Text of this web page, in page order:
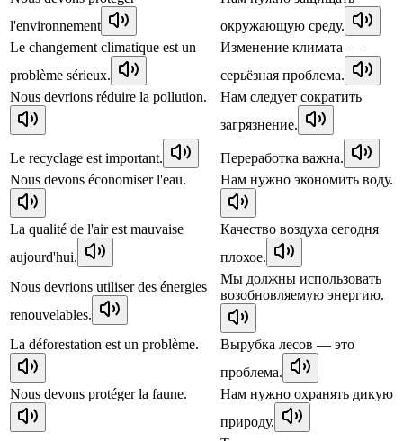
l'environnement
окружающую среду.
Le changement climatique est un
problème sérieux.
Изменение климата —
серьёзная проблема.
Nous devrions réduire la pollution.
Нам следует сократить
загрязнение.
Le recyclage est important.
Переработка важна.
Nous devons économiser l'eau.
Нам нужно экономить воду.
La qualité de l'air est mauvaise
aujourd'hui.
Качество воздуха сегодня
плохое.
Nous devrions utiliser des énergies
renouvelables.
Мы должны использовать
возобновляемую энергию.
La déforestation est un problème.
Вырубка лесов — это
проблема.
Nous devons protéger la faune.
Нам нужно охранять дикую
природу.